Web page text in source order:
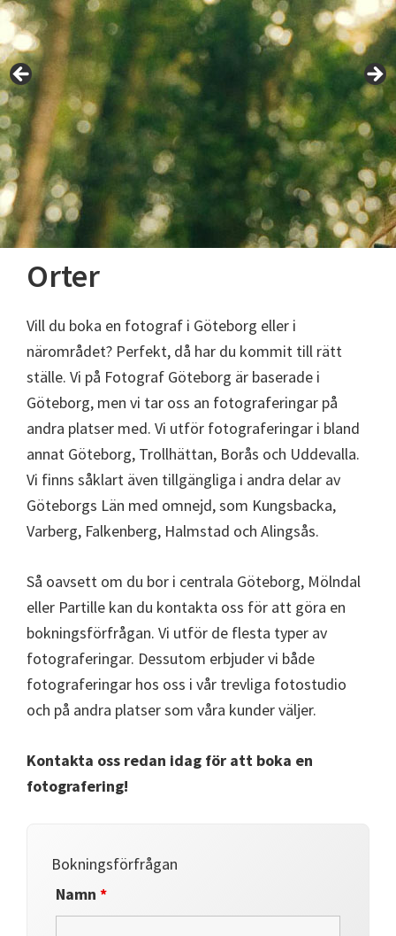
Orter
Vill du boka en fotograf i Göteborg eller i
närområdet? Perfekt, då har du kommit till rätt
ställe. Vi på Fotograf Göteborg är baserade i
Göteborg, men vi tar oss an fotograferingar på
andra platser med. Vi utför fotograferingar i bland
annat Göteborg, Trollhättan, Borås och Uddevalla.
Vi finns såklart även tillgängliga i andra delar av
Göteborgs Län med omnejd, som Kungsbacka,
Varberg, Falkenberg, Halmstad och Alingsås.
Så oavsett om du bor i centrala Göteborg, Mölndal
eller Partille kan du kontakta oss för att göra en
bokningsförfrågan. Vi utför de flesta typer av
fotograferingar. Dessutom erbjuder vi både
fotograferingar hos oss i vår trevliga fotostudio
och på andra platser som våra kunder väljer.
Kontakta oss redan idag för att boka en
fotografering!
Bokningsförfrågan
Namn*